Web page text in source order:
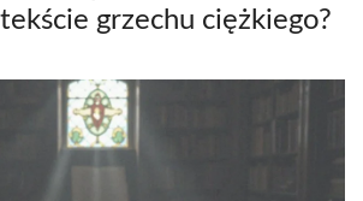
grzechu ciężkiego?